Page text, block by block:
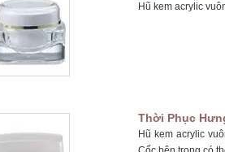
Hũ kem acrylic
Thời Phục
Hũ kem acrylic